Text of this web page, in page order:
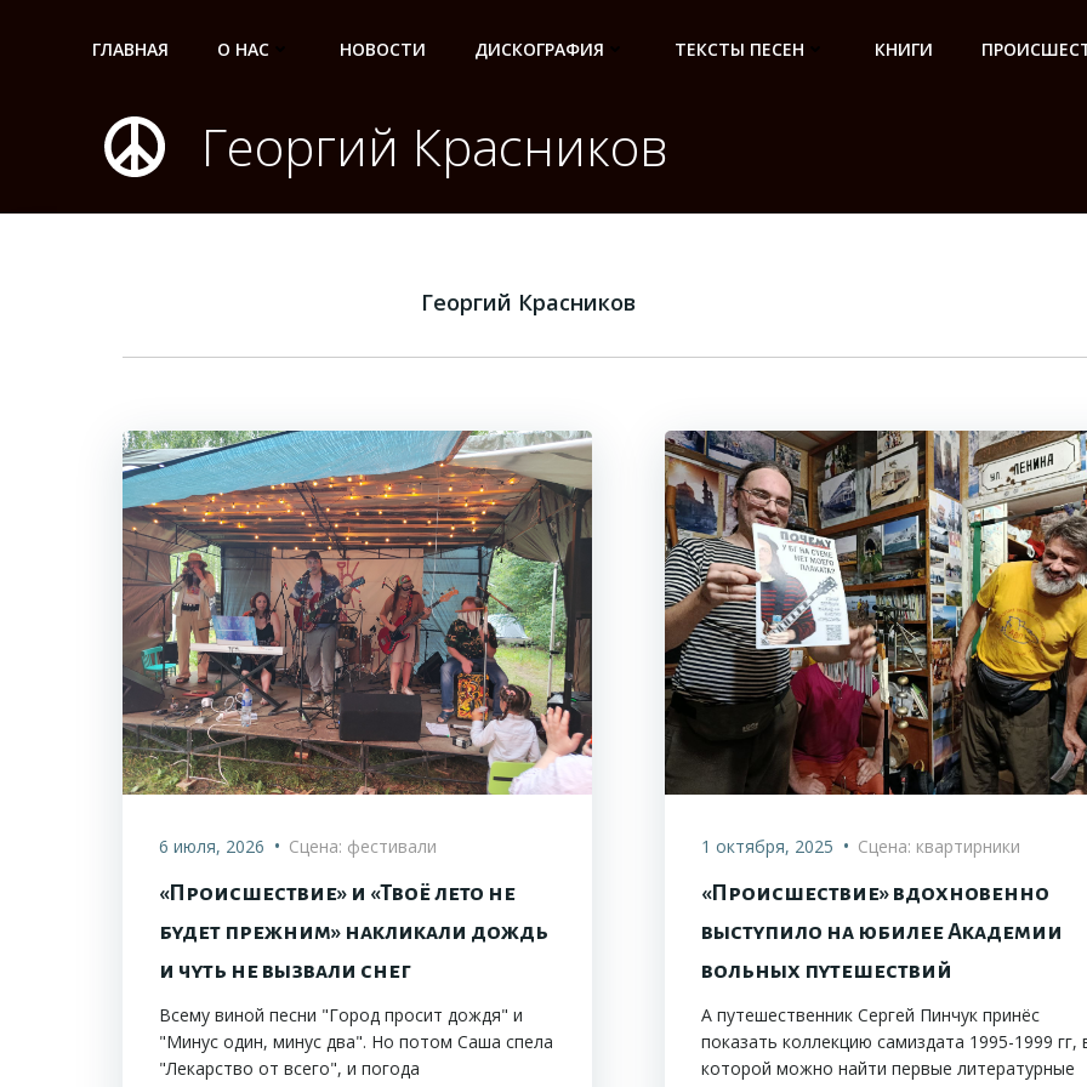
ГЛАВНАЯ О НАС НОВОСТИ ДИСКОГРАФИЯ ТЕКСТЫ ПЕСЕН КНИГИ
Георгий Красников
Георгий Красников
6 июля, 2026 • Сцена: фестивали
«Происшествие» и «Твоё лето не
будет прежним» накликали дождь
и чуть не вызвали снег
Всему виной песни "Город просит дождя" и
"Минус один, минус два". Но потом Саша спела
"Лекарство от всего", и погода
1 октября, 2025 • Сцена: квартирники
«Происшествие» вдохновенно
выступило на юбилее Академии
вольных путешествий
А путешественник Сергей Пинчук принёс
показать коллекцию самиздата 1995-1999 гг,
которой можно найти первые литературные